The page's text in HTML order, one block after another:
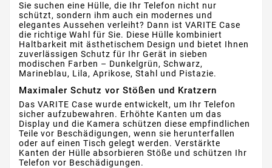
Sie suchen eine Hülle, die Ihr Telefon nicht nur
schützt, sondern ihm auch ein modernes und
elegantes Aussehen verleiht? Dann ist VARITE Case
die richtige Wahl für Sie. Diese Hülle kombiniert
Haltbarkeit mit ästhetischem Design und bietet Ihnen
zuverlässigen Schutz für Ihr Gerät in sieben
modischen Farben – Dunkelgrün, Schwarz,
Marineblau, Lila, Aprikose, Stahl und Pistazie.
Maximaler Schutz vor Stößen und Kratzern
Das VARITE Case wurde entwickelt, um Ihr Telefon
sicher aufzubewahren. Erhöhte Kanten um das
Display und die Kamera schützen diese empfindlichen
Teile vor Beschädigungen, wenn sie herunterfallen
oder auf einen Tisch gelegt werden. Verstärkte
Kanten der Hülle absorbieren Stöße und schützen Ihr
Telefon vor Beschädigungen.